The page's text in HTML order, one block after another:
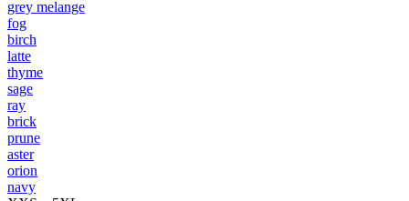
grey melange
fog
birch
latte
thyme
sage
ray
brick
prune
aster
orion
navy